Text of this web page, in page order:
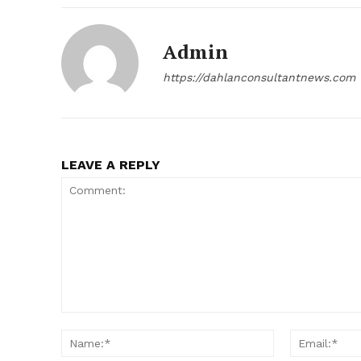
Admin
https://dahlanconsultantnews.com
LEAVE A REPLY
Name:*